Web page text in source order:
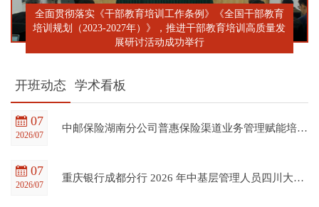
全面贯彻落实《干部教育培训工作条例》《全国干部教育
培训规划（2023-2027年）》，推进干部教育培训高质量发
展研讨活动成功举行
开班动态 学术看板
07
2026/07
中邮保险湖南分公司普惠保险渠道业务管理赋能培训班在四川大学全国干部教育培训基地顺利开班
07
2026/07
重庆银行成都分行 2026 年中基层管理人员四川大学培训项目（第一期）在四川大学全国干部教育培训基地顺利开班